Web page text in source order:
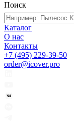
Поиск
Каталог
О нас
Контакты
+7 (495) 229-39-50
order@icover.pro